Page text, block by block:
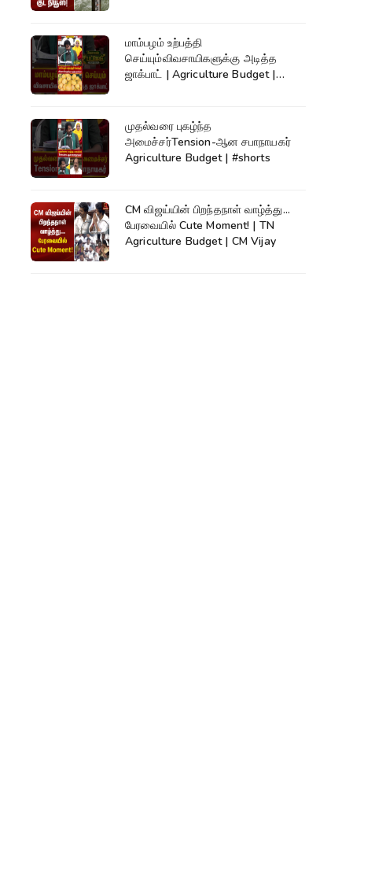
மாம்பழம் உற்பத்தி
செய்யும்விவசாயிகளுக்கு அடித்த
ஜாக்பாட் | Agriculture Budget |
முதல்வரை புகழ்ந்த
அமைச்சர்Tension-ஆன சபாநாயகர்
Agriculture Budget | #shorts
CM விஜய்யின் பிறந்தநாள் வாழ்த்து...
பேரவையில் Cute Moment! | TN
Agriculture Budget | CM Vijay